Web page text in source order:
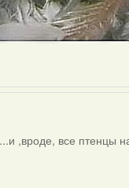
,вроде, все птенцы